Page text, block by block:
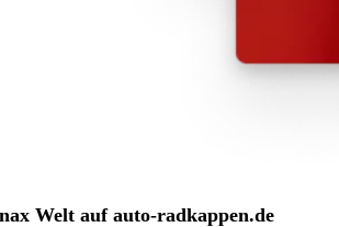
Welt auf auto-radkappen.de